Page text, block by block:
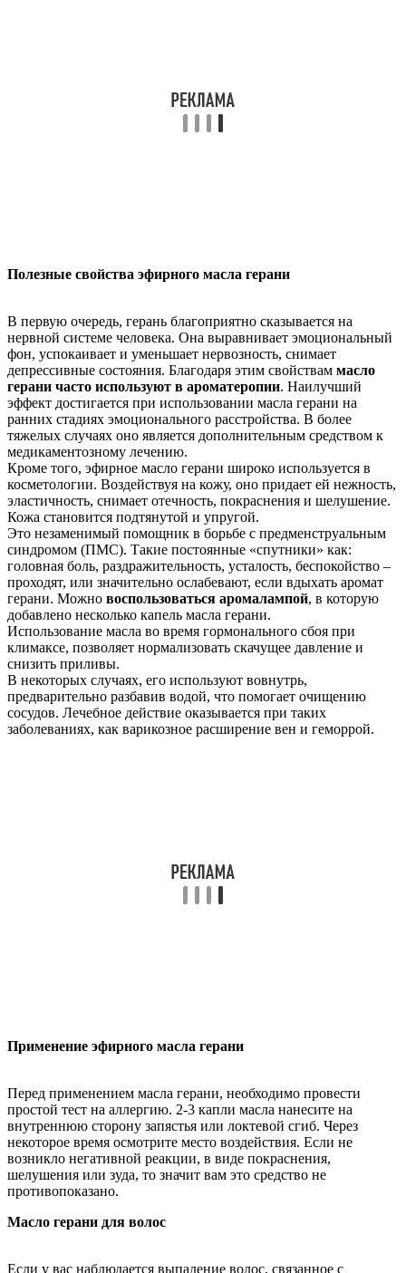
Полезные свойства эфирного масла герани
В первую очередь, герань благоприятно сказывается на
нервной системе человека. Она выравнивает эмоциональный
фон, успокаивает и уменьшает нервозность, снимает
депрессивные состояния. Благодаря этим свойствам масло
герани часто используют в ароматеропии. Наилучший
эффект достигается при использовании масла герани на
ранних стадиях эмоционального расстройства. В более
тяжелых случаях оно является дополнительным средством к
медикаментозному лечению.
Кроме того, эфирное масло герани широко используется в
косметологии. Воздействуя на кожу, оно придает ей нежность,
эластичность, снимает отечность, покраснения и шелушение.
Кожа становится подтянутой и упругой.
Это незаменимый помощник в борьбе с предменструальным
синдромом (ПМС). Такие постоянные «спутники» как:
головная боль, раздражительность, усталость, беспокойство –
проходят, или значительно ослабевают, если вдыхать аромат
герани. Можно воспользоваться аромалампой, в которую
добавлено несколько капель масла герани.
Использование масла во время гормонального сбоя при
климаксе, позволяет нормализовать скачущее давление и
снизить приливы.
В некоторых случаях, его используют вовнутрь,
предварительно разбавив водой, что помогает очищению
сосудов. Лечебное действие оказывается при таких
заболеваниях, как варикозное расширение вен и геморрой.
Применение эфирного масла герани
Перед применением масла герани, необходимо провести
простой тест на аллергию. 2-3 капли масла нанесите на
внутреннюю сторону запястья или локтевой сгиб. Через
некоторое время осмотрите место воздействия. Если не
возникло негативной реакции, в виде покраснения,
шелушения или зуда, то значит вам это средство не
противопоказано.
Масло герани для волос
Если у вас наблюдается выпадение волос, связанное с